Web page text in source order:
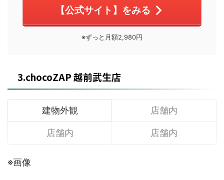
【公式サイト】をみる
※ずっと月額2,980円
3.chocoZAP 越前武生店
建物外観 店舗内
店舗内 店舗内
※画像